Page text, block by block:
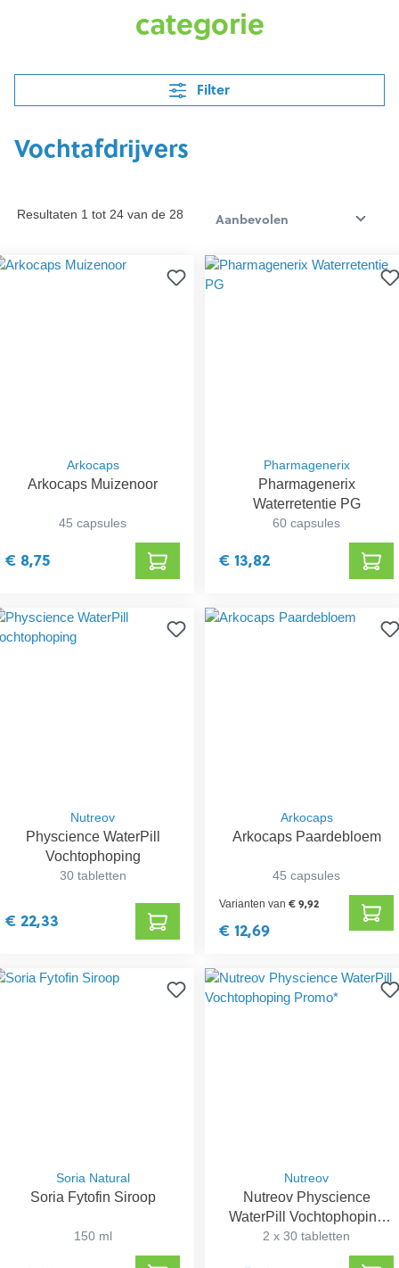
categorie
Filter
Vochtafdrijvers
Resultaten 1 tot 24 van de 28
Arkocaps
Arkocaps Muizenoor
45 capsules
€ 8,75
Pharmagenerix
Pharmagenerix
Waterretentie PG
60 capsules
€ 13,82
Nutreov
Physcience WaterPill
Vochtophoping
30 tabletten
€ 22,33
Arkocaps
Arkocaps Paardebloem
45 capsules
Varianten van€ 9,92
€ 12,69
Soria Natural
Soria Fytofin Siroop
150 ml
Nutreov
Nutreov Physcience
WaterPill Vochtophoping
Promo*
2 x 30 tabletten